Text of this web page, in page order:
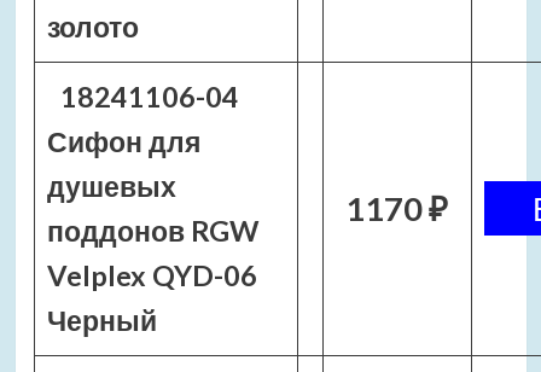
золото
18241106-04
Сифон для
душевых
поддонов RGW
Velplex QYD-06
Черный
1170 ₽